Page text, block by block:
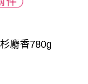
麝香780g